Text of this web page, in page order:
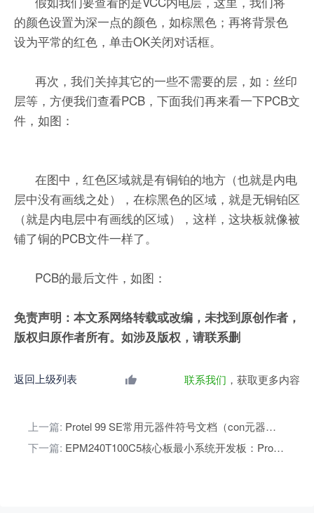
的颜色设置为深一点的颜色，如棕黑色；再将背景色
设为平常的红色，单击OK关闭对话框。
再次，我们关掉其它的一些不需要的层，如：丝印
层等，方便我们查看PCB，下面我们再来看一下PCB文
件，如图：
在图中，红色区域就是有铜铂的地方（也就是内电
层中没有画线之处），在棕黑色的区域，就是无铜铂区
（就是内电层中有画线的区域），这样，这块板就像被
铺了铜的PCB文件一样了。
PCB的最后文件，如图：
免责声明：本文系网络转载或改编，未找到原创作者，
版权归原作者所有。如涉及版权，请联系删
返回上级列表 联系我们 ，获取更多内容
上一篇:
Protel 99 SE常用元器件符号文档（con元器件符号）
下一篇:
EPM240T100C5核心板最小系统开发板：Protel硬件原理图+PCB+BOM（MAX II CPLD）